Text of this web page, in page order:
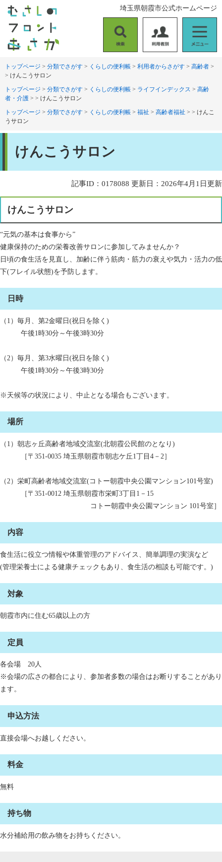
す
し
本
へ
索
用
者
ニ
ュ
埼玉県朝霞市公式ホームページ
トップページ > 分類でさがす > くらしの便利帳 > 利用者からさがす > 高齢者 >
> けんこうサロン
トップページ > 分類でさがす > くらしの便利帳 > ライフインデックス > 高齢
者・介護 > > けんこうサロン
トップページ > 分類でさがす > くらしの便利帳 > 福祉 > 高齢者福祉 > > けんこ
うサロン
けんこうサロン
記事ID：0178088 更新日：2026年4月1日更新
けんこうサロン
“元気の基本は食事から”
健康保持のための栄養改善サロンに参加してみませんか？
日頃の食生活を見直し、加齢に伴う筋肉・筋力の衰えや気力・活力の低
下(フレイル状態)を予防します。
日時
（1）毎月、第2金曜日(祝日を除く)
午後1時30分～午後3時30分
（2）毎月、第3水曜日(祝日を除く)
午後1時30分～午後3時30分
※天候等の状況により、中止となる場合もございます。
場所
（1）朝志ヶ丘高齢者地域交流室(北朝霞公民館のとなり)
［〒351-0035 埼玉県朝霞市朝志ケ丘1丁目4－2］
（2）栄町高齢者地域交流室(コトー朝霞中央公園マンション101号室)
［〒351-0012 埼玉県朝霞市栄町3丁目1－15
コトー朝霞中央公園マンション 101号室］
内容
食生活に役立つ情報や体重管理のアドバイス、簡単調理の実演など
(管理栄養士による健康チェックもあり、食生活の相談も可能です。)
対象
朝霞市内に住む65歳以上の方
定員
各会場 20人
※会場の広さの都合により、参加者多数の場合はお断りすることがあり
ます。
申込方法
直接会場へお越しください。
料金
無料
持ち物
水分補給用の飲み物をお持ちください。